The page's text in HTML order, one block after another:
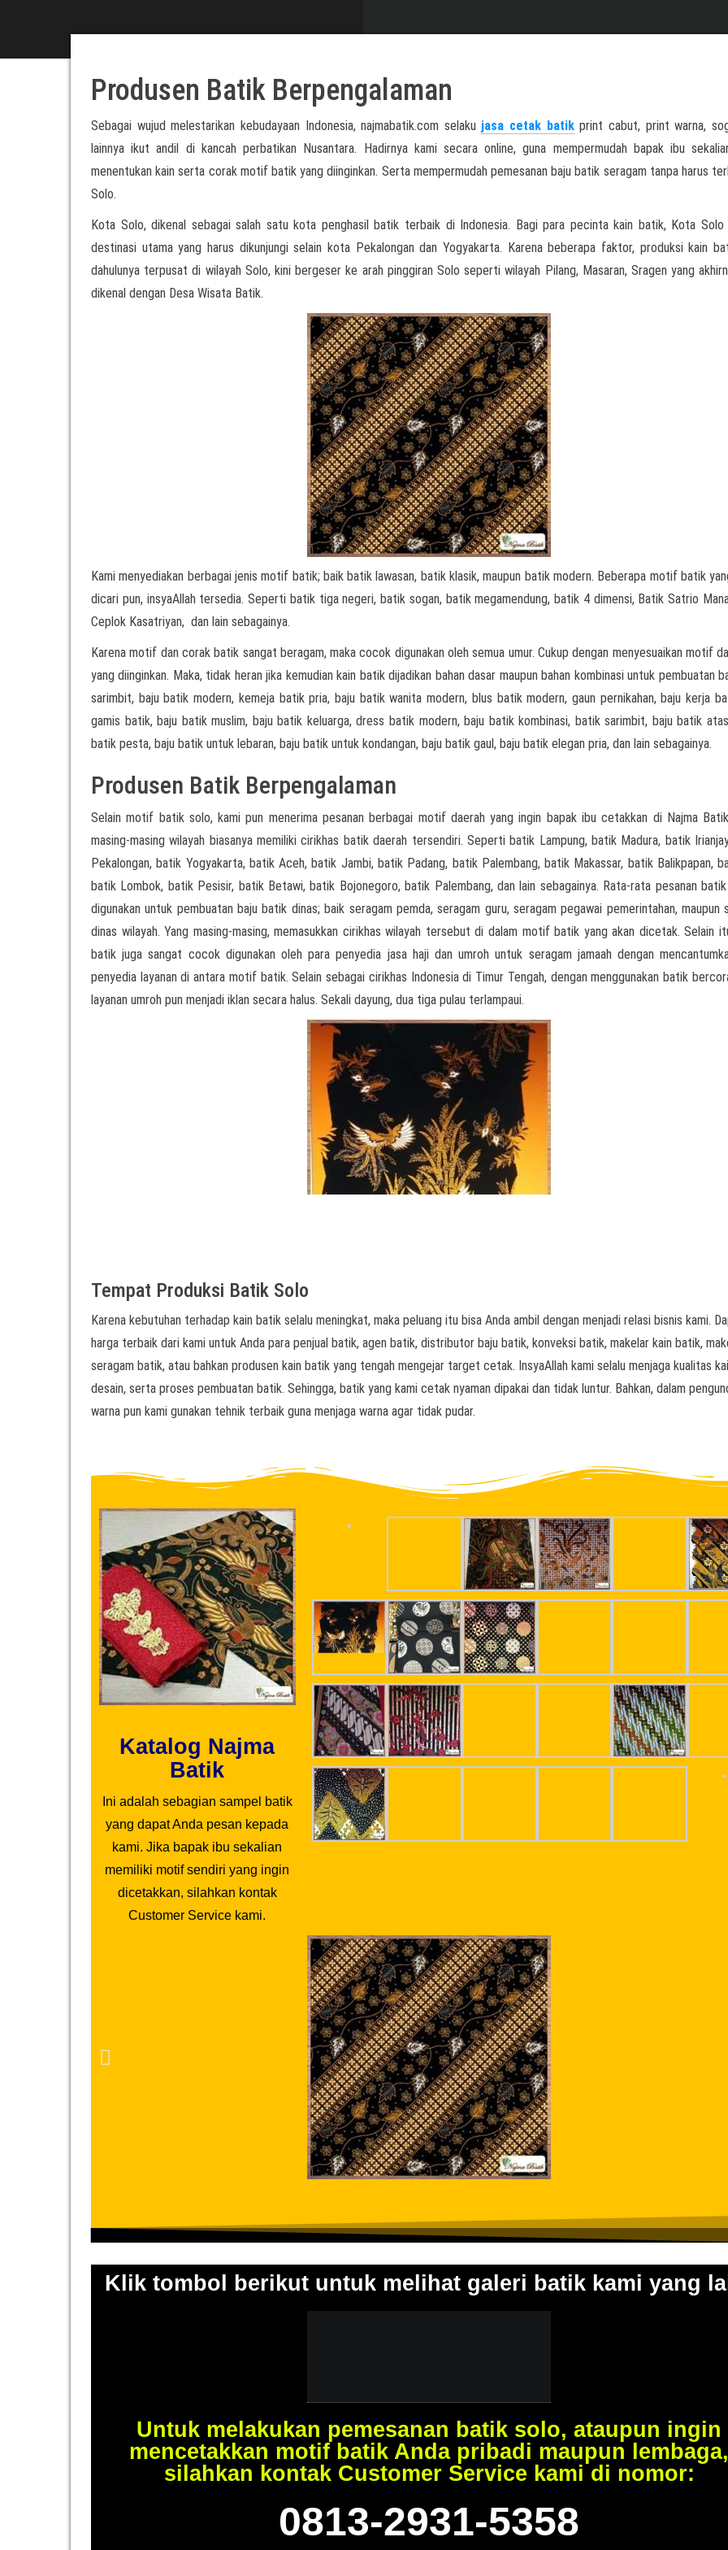
Produsen Batik Berpengalaman
Sebagai wujud melestarikan kebudayaan Indonesia, najmabatik.com selaku jasa cetak batikprint cabut, print warna,
lainnya ikut andil di kancah perbatikan Nusantara. Hadirnya kami secara online, guna mempermudah bapak ibu
menentukan kain serta corak motif batik yang diinginkan. Serta mempermudah pemesanan baju batik seragam tanpa harus
Solo.
Kota Solo, dikenal sebagai salah satu kota penghasil batik terbaik di Indonesia. Bagi para pecinta kain batik, Kota Solo
destinasi utama yang harus dikunjungi selain kota Pekalongan dan Yogyakarta. Karena beberapa faktor, produksi kain
dahulunya terpusat di wilayah Solo, kini bergeser ke arah pinggiran Solo seperti wilayah Pilang, Masaran, Sragen yang
dikenal dengan Desa Wisata Batik.
Kami menyediakan berbagai jenis motif batik; baik batik lawasan, batik klasik, maupun batik modern. Beberapa motif batik
dicari pun, insyaAllah tersedia. Seperti batik tiga negeri, batik sogan, batik megamendung, batik 4 dimensi, Batik Satrio
Ceplok Kasatriyan, dan lain sebagainya.
Karena motif dan corak batik sangat beragam, maka cocok digunakan oleh semua umur. Cukup dengan menyesuaikan motif
yang diinginkan. Maka, tidak heran jika kemudian kain batik dijadikan bahan dasar maupun bahan kombinasi untuk pembuatan
sarimbit, baju batik modern, kemeja batik pria, baju batik wanita modern, blus batik modern, gaun pernikahan, baju kerja
gamis batik, baju batik muslim, baju batik keluarga, dress batik modern, baju batik kombinasi, batik sarimbit, baju batik
batik pesta, baju batik untuk lebaran, baju batik untuk kondangan, baju batik gaul, baju batik elegan pria, dan lain sebagainya.
Produsen Batik Berpengalaman
Selain motif batik solo, kami pun menerima pesanan berbagai motif daerah yang ingin bapak ibu cetakkan di Najma
masing-masing wilayah biasanya memiliki cirikhas batik daerah tersendiri. Seperti batik Lampung, batik Madura, batik
Pekalongan, batik Yogyakarta, batik Aceh, batik Jambi, batik Padang, batik Palembang, batik Makassar, batik Balikpapan,
batik Lombok, batik Pesisir, batik Betawi, batik Bojonegoro, batik Palembang, dan lain sebagainya. Rata-rata pesanan batik
digunakan untuk pembuatan baju batik dinas; baik seragam pemda, seragam guru, seragam pegawai pemerintahan, maupun
dinas wilayah. Yang masing-masing, memasukkan cirikhas wilayah tersebut di dalam motif batik yang akan dicetak. Selain
batik juga sangat cocok digunakan oleh para penyedia jasa haji dan umroh untuk seragam jamaah dengan
penyedia layanan di antara motif batik. Selain sebagai cirikhas Indonesia di Timur Tengah, dengan menggunakan batik
layanan umroh pun menjadi iklan secara halus. Sekali dayung, dua tiga pulau terlampaui.
Tempat Produksi Batik Solo
Karena kebutuhan terhadap kain batik selalu meningkat, maka peluang itu bisa Anda ambil dengan menjadi relasi bisnis kami.
harga terbaik dari kami untuk Anda para penjual batik, agen batik, distributor baju batik, konveksi batik, makelar kain batik,
seragam batik, atau bahkan produsen kain batik yang tengah mengejar target cetak. InsyaAllah kami selalu menjaga kualitas
desain, serta proses pembuatan batik. Sehingga, batik yang kami cetak nyaman dipakai dan tidak luntur. Bahkan, dalam
warna pun kami gunakan tehnik terbaik guna menjaga warna agar tidak pudar.
Katalog Najma
Batik
Ini adalah sebagian sampel batik
yang dapat Anda pesan kepada
kami. Jika bapak ibu sekalian
memiliki motif sendiri yang ingin
dicetakkan, silahkan kontak
Customer Service kami.
Klik tombol berikut untuk melihat galeri batik kami yang
Untuk melakukan pemesanan batik solo, ataupun ingin
mencetakkan motif batik Anda pribadi maupun lembaga,
silahkan kontak Customer Service kami di nomor:
0813-2931-5358